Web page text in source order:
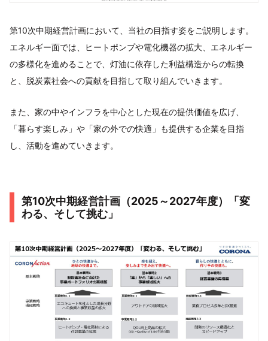
第10次中期経営計画において、当社の目指す姿をご説明します。
エネルギー面では、ヒートポンプや電化機器の拡大、エネルギー
の多様化を進めることで、灯油に依存した利益構造からの転換
と、脱炭素社会への貢献を目指して取り組んでいきます。
また、家の中やインフラを中心とした現在の提供価値を広げ、
「暮らす楽しみ」や「家の外での快適」も提供する企業を目指
し、活動を進めていきます。
第10次中期経営計画（2025～2027年度）「変
わる、そして挑む」